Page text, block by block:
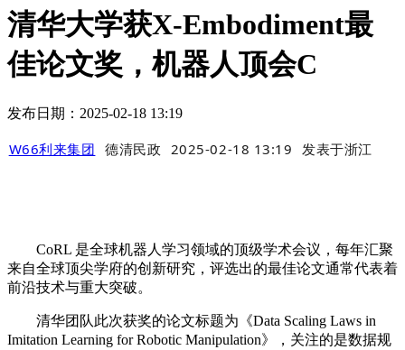
清华大学获X-Embodiment最
佳论文奖，机器人顶会C
发布日期：2025-02-18 13:19
W66利来集团 德清民政 2025-02-18 13:19 发表于浙江
CoRL 是全球机器人学习领域的顶级学术会议，每年汇聚
来自全球顶尖学府的创新研究，评选出的最佳论文通常代表着
前沿技术与重大突破。
清华团队此次获奖的论文标题为《Data Scaling Laws in
Imitation Learning for Robotic Manipulation》，关注的是数据规